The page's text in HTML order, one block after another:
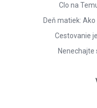
Clo na
Deň matiek:
Cestovanie
Nenechajte